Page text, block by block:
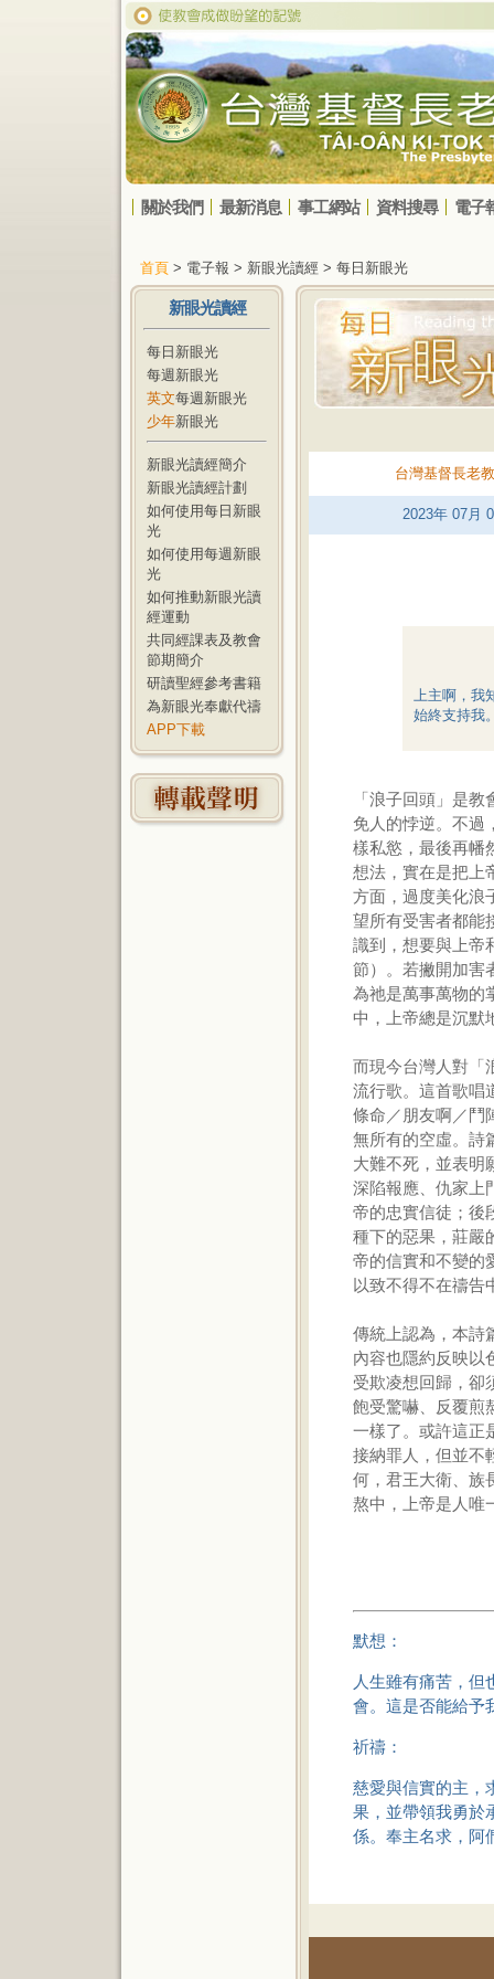
關於我們 最新消息 事工網站 資料搜尋 電子
首頁 > 電子報 > 新眼光讀經 > 每日新眼光
新眼光讀經
每日新眼光
每週新眼光
英文每週新眼光
少年新眼光
新眼光讀經簡介
新眼光讀經計劃
如何使用每日新眼
光
如何使用每週新眼
光
如何推動新眼光讀
經運動
共同經課表及教會
節期簡介
研讀聖經參考書籍
為新眼光奉獻代禱
APP下載
台灣基督長老
2023年 07月
上主啊，我
始終支持我
「浪子回頭」是
免人的悖逆。不過
樣私慾，最後再幡
想法，實在是把上
方面，過度美化浪
望所有受害者都能
識到，想要與上帝
節）。若撇開加害
為祂是萬事萬物的
中，上帝總是沉默
而現今台灣人對「
流行歌。這首歌唱
條命／朋友啊／鬥
無所有的空虛。詩
大難不死，並表明
深陷報應、仇家上
帝的忠實信徒；後
種下的惡果，莊嚴
帝的信實和不變的
以致不得不在禱告
傳統上認為，本詩
內容也隱約反映以
受欺凌想回歸，卻
飽受驚嚇、反覆煎
一樣了。或許這正
接納罪人，但並不
何，君王大衛、族
熬中，上帝是人唯
默想：
人生雖有痛苦，但
會。這是否能給予
祈禱：
慈愛與信實的主，
果，並帶領我勇於
係。奉主名求，阿